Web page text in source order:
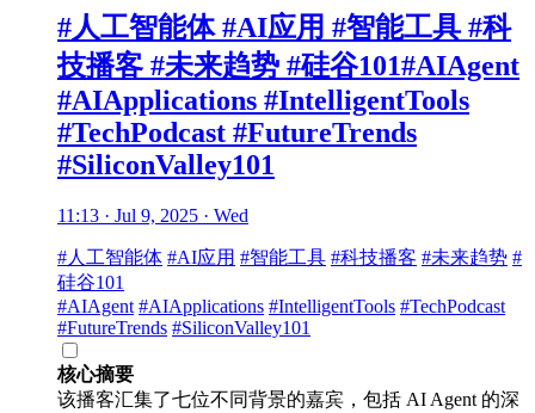
#人工智能体 #AI应用 #智能工具 #科
技播客 #未来趋势 #硅谷101#AIAgent
#AIApplications #IntelligentTools
#TechPodcast #FutureTrends
#SiliconValley101
11:13 · Jul 9, 2025 · Wed
#人工智能体 #AI应用 #智能工具 #科技播客 #未来趋势 #
硅谷101
#AIAgent #AIApplications #IntelligentTools #TechPodcast
#FutureTrends #SiliconValley101
核心摘要
该播客汇集了七位不同背景的嘉宾，包括 AI Agent 的深